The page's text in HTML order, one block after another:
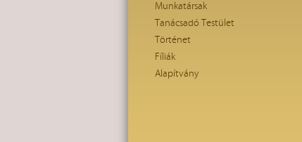
Munkatársak
Tanácsadó Testület
Történet
Fíliák
Alapítvány